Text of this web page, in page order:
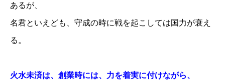
あるが、
名君といえども、守成の時に戦を起こしては国力が衰え
る。
火水未済は、創業時には、力を着実に付けながら、